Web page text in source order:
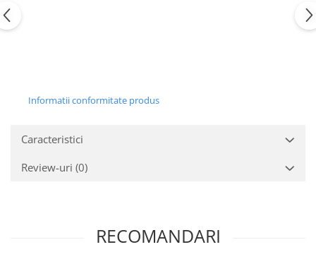
Informatii conformitate produs
Caracteristici
Review-uri (0)
RECOMANDARI